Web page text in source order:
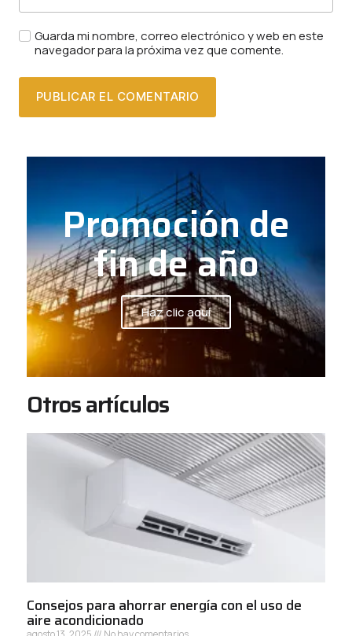
Guarda mi nombre, correo electrónico y web en este
navegador para la próxima vez que comente.
Promoción de
fin de año
Haz clic aquí
Otros artículos
Consejos para ahorrar energía con el uso de
aire acondicionado